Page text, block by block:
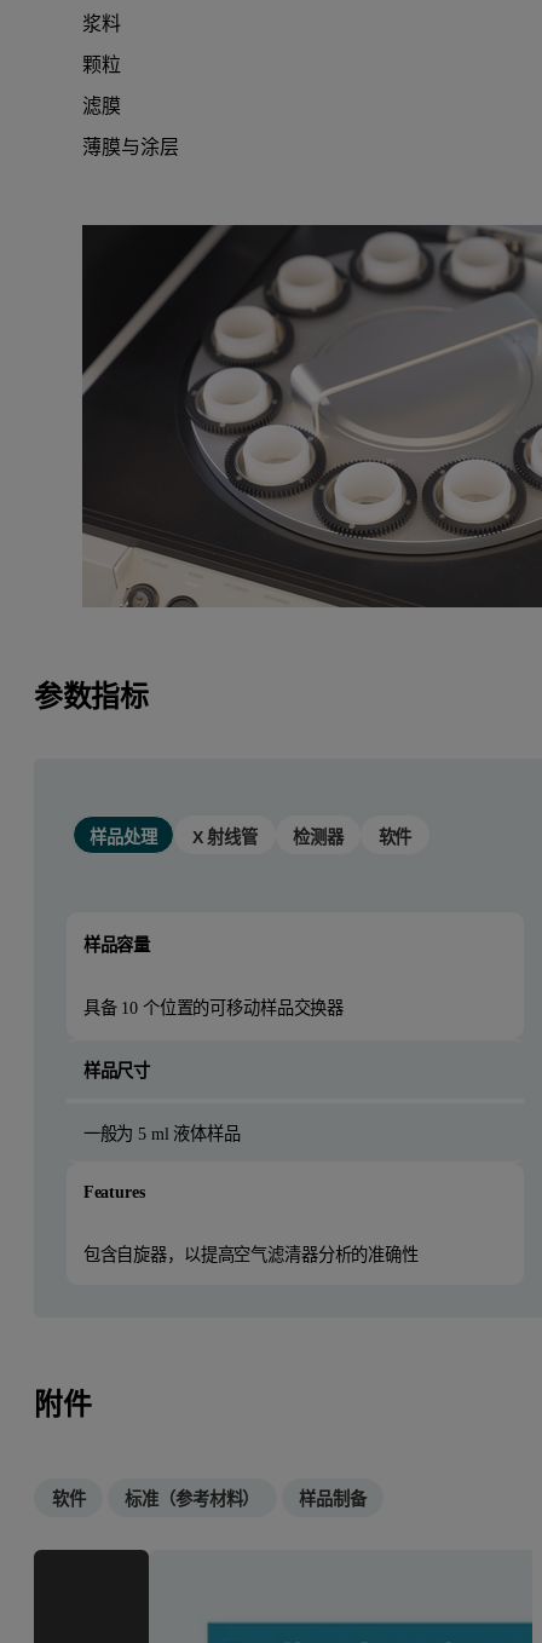
浆料
颗粒
滤膜
薄膜与涂层
参数指标
样品处理 X 射线管 检测器 软件
样品容量
具备 10 个位置的可移动样品交换器
样品尺寸
一般为 5 ml 液体样品
Features
包含自旋器，以提高空气滤清器分析的准确性
附件
软件 标准（参考材料） 样品制备